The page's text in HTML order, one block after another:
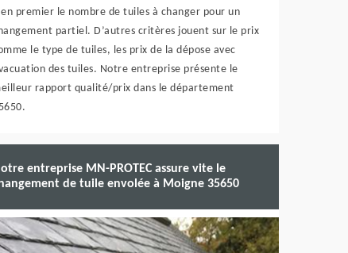
premier le nombre de tuiles à changer pour un
partiel. D’autres critères jouent sur le prix
le type de tuiles, les prix de la dépose avec
des tuiles. Notre entreprise présente le
rapport qualité/prix dans le département
entreprise MN-PROTEC assure vite le
de tuile envolée à Moigne 35650